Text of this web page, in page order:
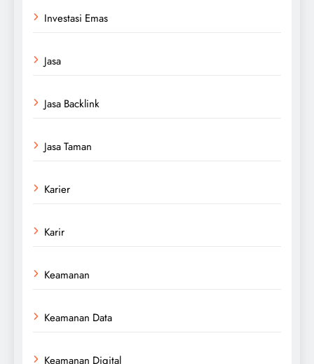
Investasi Emas
Jasa
Jasa Backlink
Jasa Taman
Karier
Karir
Keamanan
Keamanan Data
Keamanan Digital